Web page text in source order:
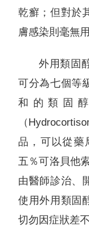
乾癬；但對於
膚感染則毫無
外用類固
可分為七個等
和的類固
（
品，可以從藥
五％可洛貝他
由醫師診治、
使用外用類固
切勿因症狀差